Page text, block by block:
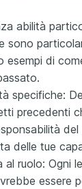
abilità
sono
esempi di
specifiche:
precedenti
delle tue
ruolo: Ogni
essere